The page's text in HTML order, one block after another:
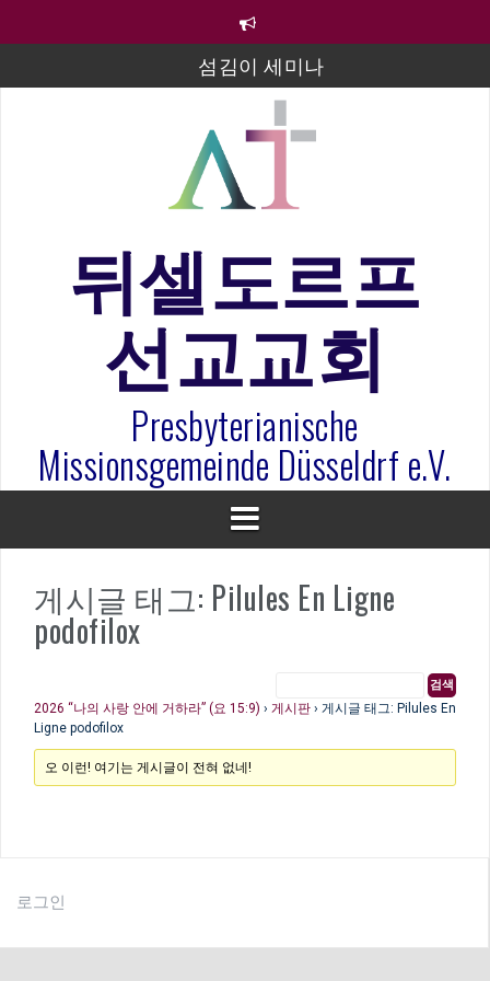
섬김이 세미나
김태희 자매 졸업연주
2023년 어린이 주일 유초등부 발표
라합3 나라 봉헌송
은퇴사-우선화 권사
20260322 주안에 가만히 머물기(요한복음 15:1-17) 손
훈목사
뒤셀도르프
선교교회
Presbyterianische
Missionsgemeinde Düsseldrf e.V.
게시글 태그: Pilules En Ligne
podofilox
2026 “나의 사랑 안에 거하라” (요 15:9) › 게시판 › 게시글 태그: Pilules En
Ligne podofilox
오 이런! 여기는 게시글이 전혀 없네!
로그인